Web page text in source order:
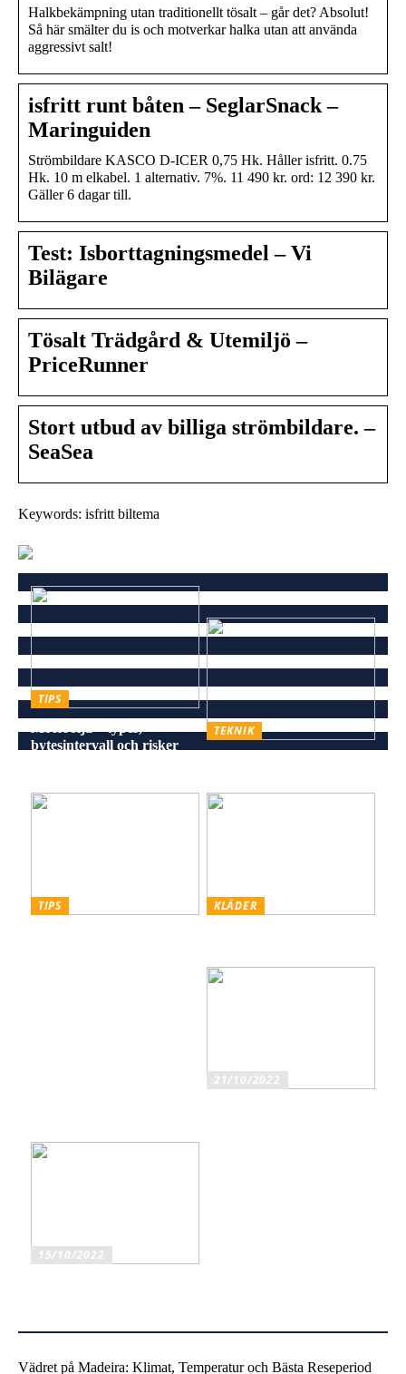
Halkbekämpning utan traditionellt tösalt – går det? Absolut!
Så här smälter du is och motverkar halka utan att använda
aggressivt salt!
isfritt runt båten – SeglarSnack –
Maringuiden
Strömbildare KASCO D-ICER 0,75 Hk. Håller isfritt. 0.75
Hk. 10 m elkabel. 1 alternativ. 7%. 11 490 kr. ord: 12 390 kr.
Gäller 6 dagar till.
Test: Isborttagningsmedel – Vi
Bilägare
Tösalt Trädgård & Utemiljö –
PriceRunner
Stort utbud av billiga strömbildare. –
SeaSea
Keywords: isfritt biltema
TIPS
bytesintervall och risker
TEKNIK
TIPS
KLÄDER
21/10/2022
15/10/2022
Vädret på Madeira: Klimat, Temperatur och Bästa Reseperiod